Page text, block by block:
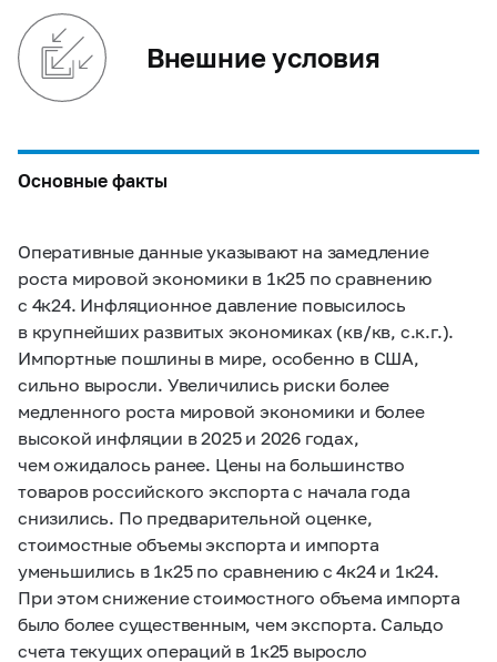
Внешние условия
Основные факты
Оперативные данные указывают на замедление
роста мировой экономики в 1к25 по сравнению
с 4к24. Инфляционное давление повысилось
в крупнейших развитых экономиках (кв/кв, с.к.г.).
Импортные пошлины в мире, особенно в США,
сильно выросли. Увеличились риски более
медленного роста мировой экономики и более
высокой инфляции в 2025 и 2026 годах,
чем ожидалось ранее. Цены на большинство
товаров российского экспорта с начала года
снизились. По предварительной оценке,
стоимостные объемы экспорта и импорта
уменьшились в 1к25 по сравнению с 4к24 и 1к24.
При этом снижение стоимостного объема импорта
было более существенным, чем экспорта. Сальдо
счета текущих операций в 1к25 выросло